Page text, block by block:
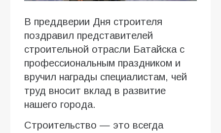
В преддверии Дня строителя
поздравил представителей
строительной отрасли Батайска с
профессиональным праздником и
вручил награды специалистам, чей
труд вносит вклад в развитие
нашего города.
Строительство — это всегда